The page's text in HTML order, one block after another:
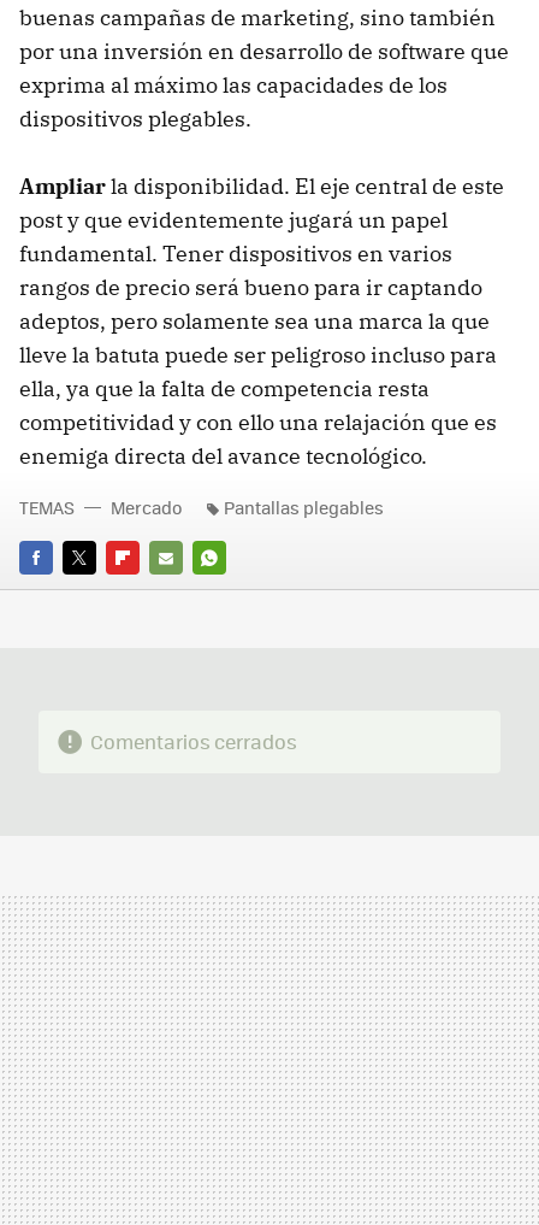
buenas campañas de marketing, sino también
por una inversión en desarrollo de software que
exprima al máximo las capacidades de los
dispositivos plegables.
Ampliarla disponibilidad. El eje central de este
post y que evidentemente jugará un papel
fundamental. Tener dispositivos en varios
rangos de precio será bueno para ir captando
adeptos, pero solamente sea una marca la que
lleve la batuta puede ser peligroso incluso para
ella, ya que la falta de competencia resta
competitividad y con ello una relajación que es
enemiga directa del avance tecnológico.
FACEBOOK
TWITTERFLIPBOARD
E-
WHATSAPP
TEMAS Mercado Pantallas plegables
Comentarios cerrados